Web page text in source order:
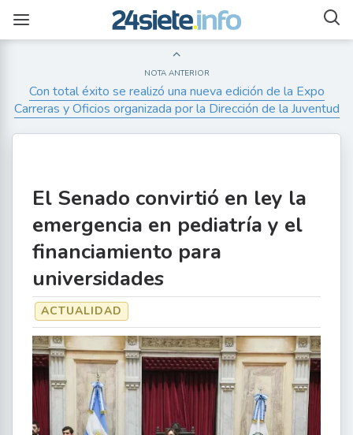
NOTA ANTERIOR
Con total éxito se realizó una nueva edición de la Expo
Carreras y Oficios organizada por la Dirección de la Juventud
El Senado convirtió en ley la
emergencia en pediatría y el
financiamiento para
universidades
ACTUALIDAD